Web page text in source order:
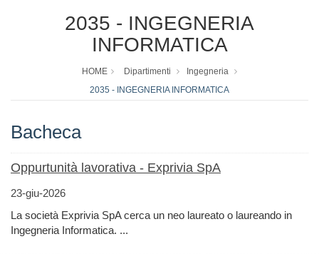
2035 - INGEGNERIA
INFORMATICA
HOME Dipartimenti
Ingegneria
2035 - INGEGNERIA INFORMATICA
Bacheca
Oppurtunità lavorativa - Exprivia SpA
23-giu-2026
La società Exprivia SpA cerca un neo laureato o laureando in
Ingegneria Informatica. ...